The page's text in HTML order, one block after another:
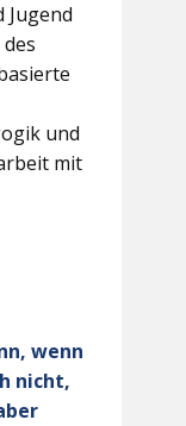
Jugend
und
mit
wenn
nicht,